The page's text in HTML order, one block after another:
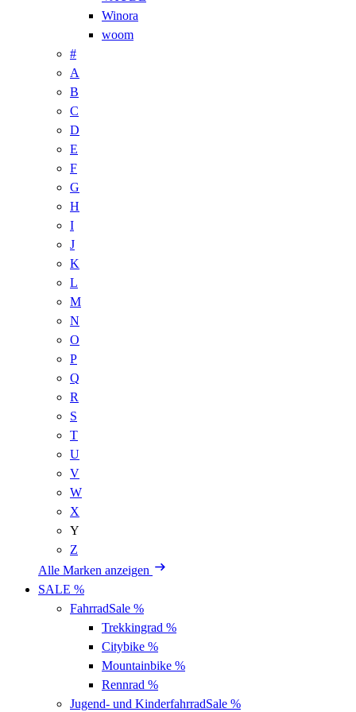
Winora
woom
#
A
B
C
D
E
F
G
H
I
J
K
L
M
N
O
P
Q
R
S
T
U
V
W
X
Y
Z
Alle Marken anzeigen
SALE %
FahrradSale %
Trekkingrad %
Citybike %
Mountainbike %
Rennrad %
Jugend- und KinderfahrradSale %